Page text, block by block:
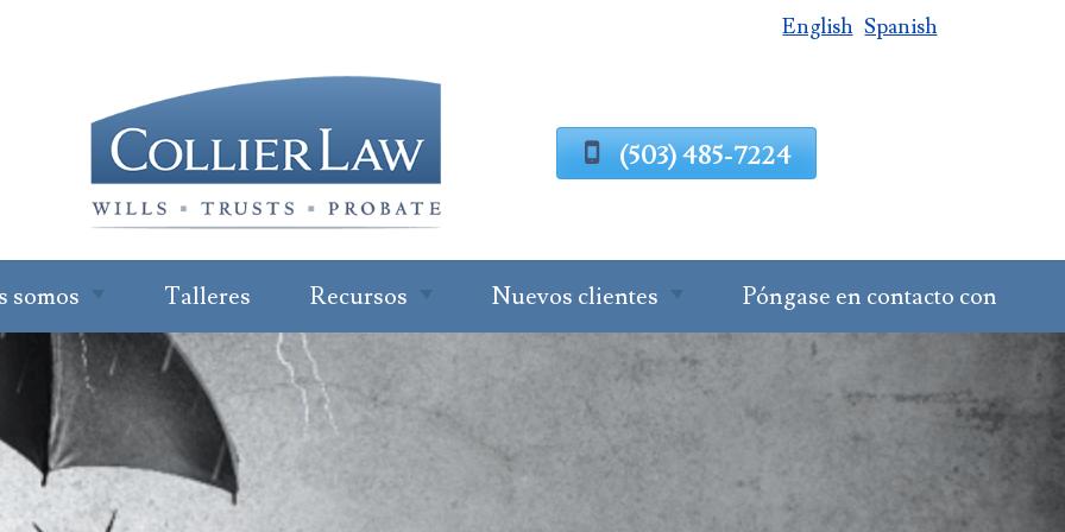
English Spanish
(503) 485-7224
somos
nuestra
Collier
Talleres
Recursos
Suscripción al
boletín de noticias
Lea nuestro blog
Preguntas
Nuevos clientes
Proceso de
planificación
patrimonial
Solicitar una
consulta
Póngase en contacto con